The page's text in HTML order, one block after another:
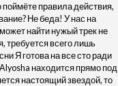
правила действия,
Не беда! У нас на
найти нужый трек не
требуется всего лишь
Я готова на все сто ради
находится прямо под
настоящий звездой, то